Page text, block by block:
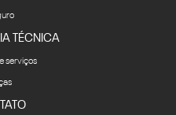
TÉCNICA
serviços